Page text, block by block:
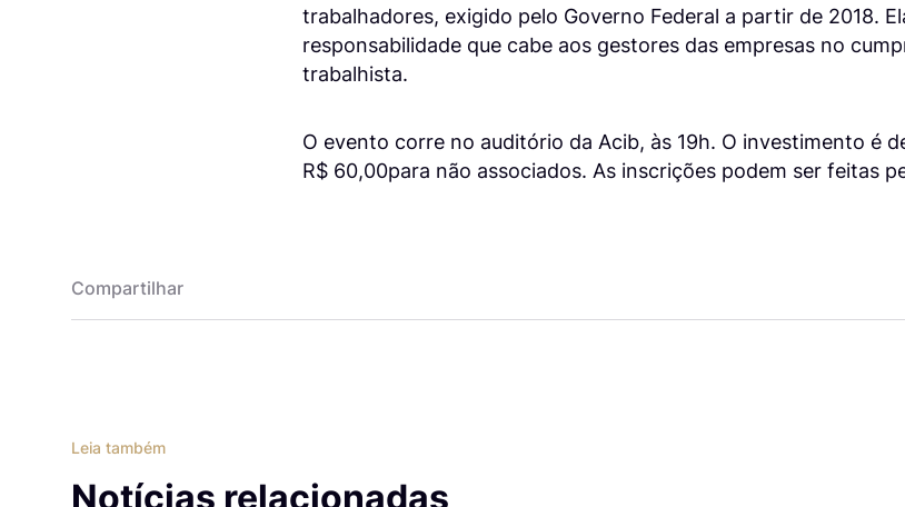
trabalhadores, exigido pelo Governo Federal a partir de 2018.
responsabilidade que cabe aos gestores das empresas no
trabalhista.
O evento corre no auditório da Acib, às 19h. O investimento é
R$ 60,00para não associados. As inscrições podem ser feitas
Compartilhar
Leia também
Notícias relacionadas